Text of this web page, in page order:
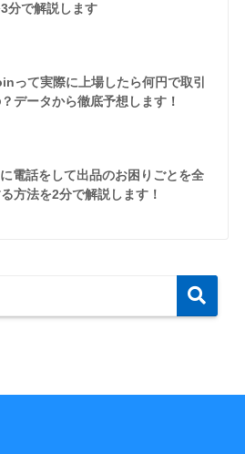
分で解説します
って実際に上場したら何円で取引
データから徹底予想します！
電話をして出品のお困りごとを全
方法を2分で解説します！